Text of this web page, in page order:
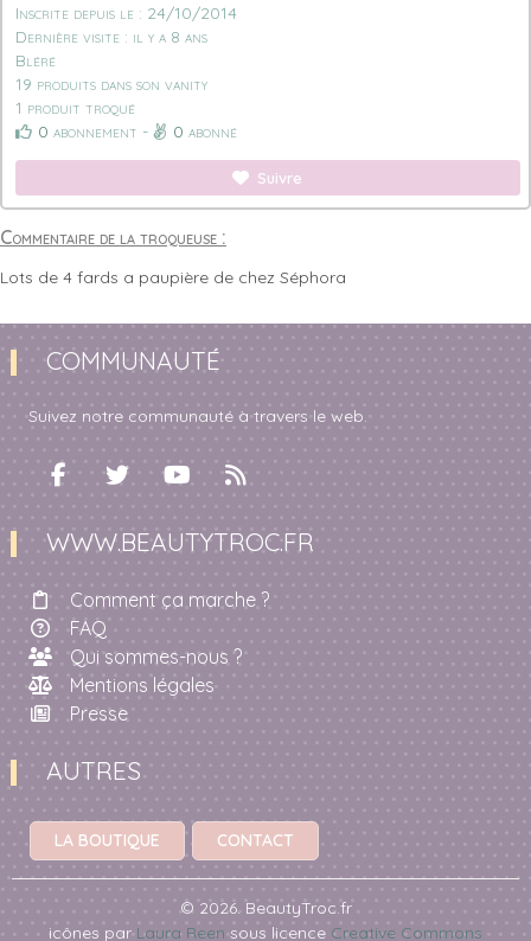
Inscrite depuis le : 24/10/2014
Dernière visite : il y a 8 ans
Bléré
19 produits dans son vanity
1 produit troqué
0 abonnement - 0 abonné
Suivre
Commentaire de la troqueuse :
Lots de 4 fards a paupière de chez Séphora
COMMUNAUTÉ
Suivez notre communauté à travers le web.
WWW.BEAUTYTROC.FR
Comment ça marche ?
FAQ
Qui sommes-nous ?
Mentions légales
Presse
AUTRES
LA BOUTIQUE CONTACT
© 2026. BeautyTroc.fr
icônes par Laura Reen sous licence Creative Commons